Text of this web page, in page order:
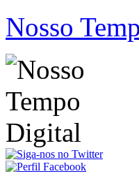
Nosso